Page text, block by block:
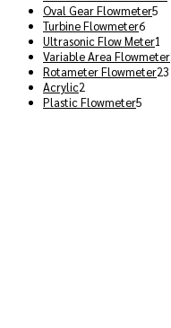
Oval Gear Flowmeter5
Turbine Flowmeter66
Ultrasonic Flow Meter1
Variable Area Flowmeter
Rotameter Flowmeter23
Acrylic2
products
Plastic Flowmeter5